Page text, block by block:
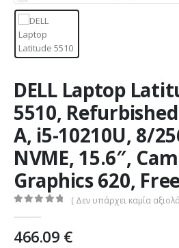
DELL Laptop
5510,
A, i5-10210U, 8/
NVME, 15.6″,
Graphics 620,
( Δεν υπάρχει καμία
466.09 €